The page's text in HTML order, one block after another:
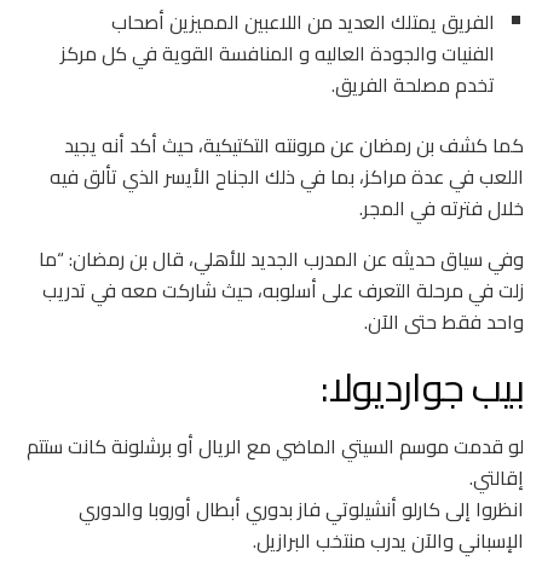
الفريق يمتلك العديد من اللاعبين المميزين أصحاب
الفنيات والجودة العاليه و المنافسة القوية في كل مركز
تخدم مصلحة الفريق.
كما كشف بن رمضان عن مرونته التكتيكية، حيث أكد أنه يجيد
اللعب في عدة مراكز، بما في ذلك الجناح الأيسر الذي تألق فيه
خلال فترته في المجر.
وفي سياق حديثه عن المدرب الجديد للأهلي، قال بن رمضان: “ما
زلت في مرحلة التعرف على أسلوبه، حيث شاركت معه في تدريب
واحد فقط حتى الآن.
بيب جوارديولا:
لو قدمت موسم السيتي الماضي مع الريال أو برشلونة كانت ستتم
إقالتي.
انظروا إلى كارلو أنشيلوتي فاز بدوري أبطال أوروبا والدوري
الإسباني والآن يدرب منتخب البرازيل.